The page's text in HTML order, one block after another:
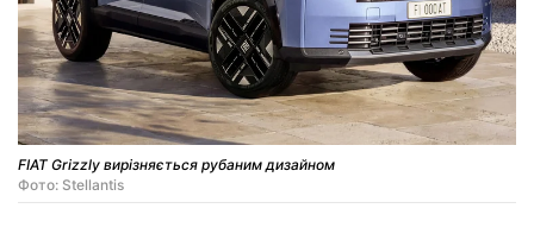
FIAT Grizzly вирізняється рубаним дизайном
Фото: Stellantis